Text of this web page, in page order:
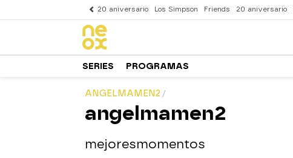
20 aniversario Los Simpson Friends 20 aniversario
SERIES PROGRAMAS
ANGELMAMEN2
angelmamen2
mejoresmomentos